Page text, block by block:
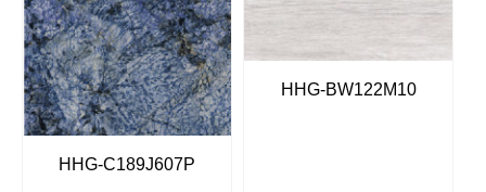
HHG-C189J607P
HHG-BW122M10